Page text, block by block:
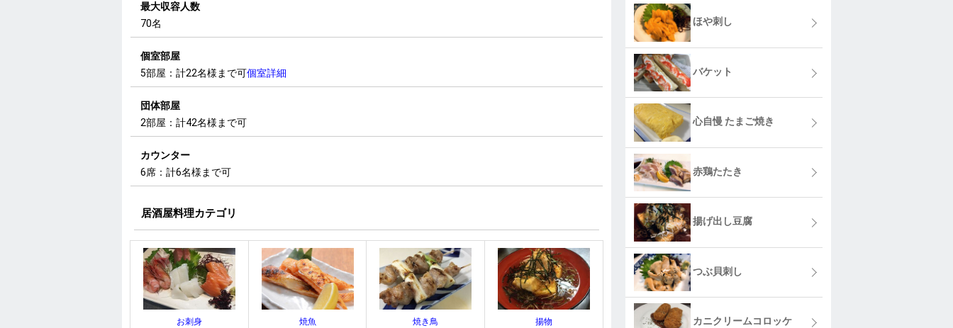
最大収容人数
70名
個室部屋
5部屋：計22名様まで可個室詳細
団体部屋
2部屋：計42名様まで可
カウンター
6席：計6名様まで可
居酒屋料理カテゴリ
お刺身 焼魚 焼き鳥 揚物
ほや刺し
バケット
心自慢 たまご焼き
赤鶏たたき
揚げ出し豆腐
つぶ貝刺し
カニクリームコロッケ